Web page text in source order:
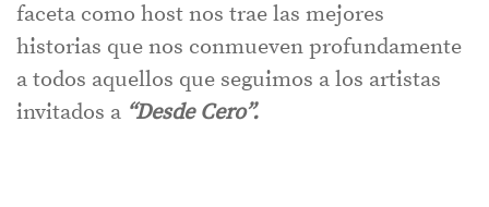
faceta como host nos trae las mejores
historias que nos conmueven profundamente
a todos aquellos que seguimos a los artistas
invitados a “Desde Cero”.